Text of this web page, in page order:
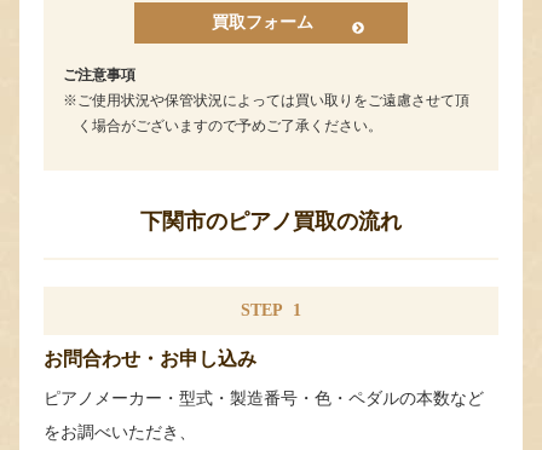
買取フォーム
ご注意事項
ご使用状況や保管状況によっては買い取りをご遠慮させて頂
く場合がございますので予めご了承ください。
下関市のピアノ買取の流れ
STEP 1
お問合わせ・お申し込み
ピアノメーカー・型式・製造番号・色・ペダルの本数など
をお調べいただき、